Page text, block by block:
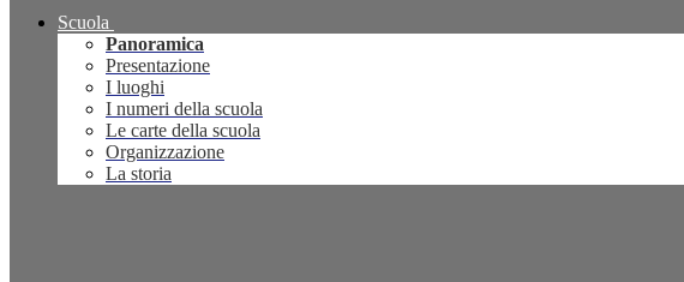
Scuola
Panoramica
Presentazione
I luoghi
I numeri della scuola
Le carte della scuola
Organizzazione
La storia